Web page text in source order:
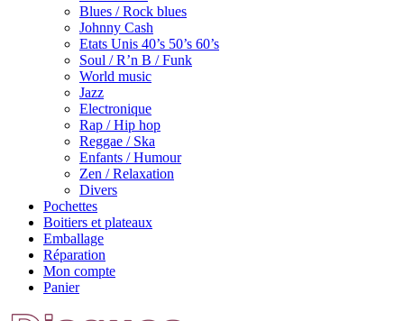
Blues / Rock blues
Johnny Cash
Etats Unis 40’s 50’s 60’s
Soul / R’n B / Funk
World music
Jazz
Electronique
Rap / Hip hop
Reggae / Ska
Enfants / Humour
Zen / Relaxation
Divers
Pochettes
Boitiers et plateaux
Emballage
Réparation
Mon compte
Panier